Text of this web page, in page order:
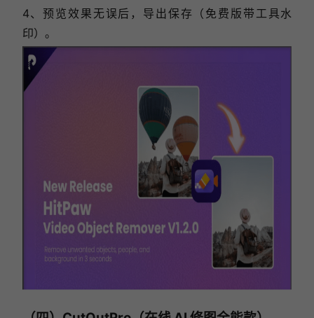
4、预览效果无误后，导出保存（免费版带工具水
印）。